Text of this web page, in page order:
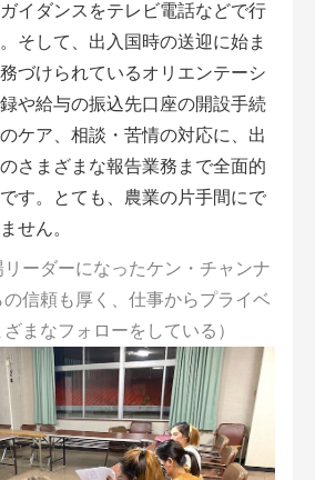
イダンスをテレビ電話などで行
そして、出入国時の送迎に始ま
づけられているオリエンテーシ
や給与の振込先口座の開設手続
ケア、相談・苦情の対応に、出
さまざまな報告業務まで全面的
す。とても、農業の片手間にで
せん。
リーダーになったケン・チャンナ
信頼も厚く、仕事からプライベ
まなフォローをしている）